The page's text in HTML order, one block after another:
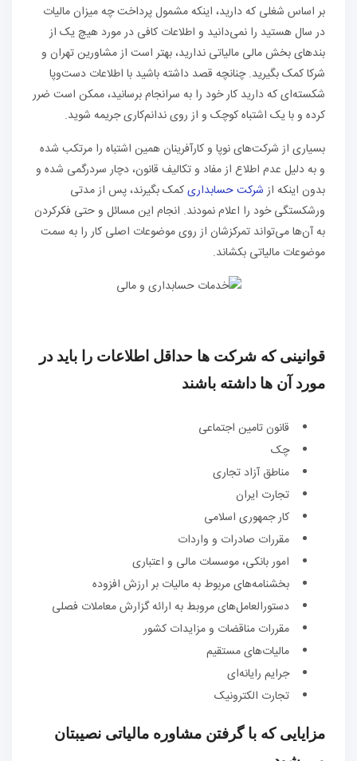
بر اساس شغلی که دارید، اینکه مشمول پرداخت چه میزان مالیات
در سال هستید را نمی‌دانید و اطلاعات کافی در مورد هیچ یک از
بند‌های بخش مالی مالیاتی ندارید، بهتر است از مشاورین تهران و
شرکا کمک بگیرید. چنانچه قصد داشته باشید با اطلاعات دست‌و‌پا
شکسته‌ای که دارید کار خود را به سرانجام برسانید، ممکن است ضرر
کرده و با یک اشتباه کوچک و از روی ندانم‌کاری جریمه شوید.
بسیاری از شرکت‌های نوپا و کارآفرینان همین اشتباه را مرتکب شده
و به دلیل عدم اطلاع از مفاد و تکالیف قانون، دچار سردرگمی شده و
بدون اینکه از شرکت حسابداریکمک بگیرند، پس از مدتی
ورشکستگی خود را اعلام نمودند. انجام این مسائل و حتی فکر‎کردن
به آن‌ها می‌تواند تمرکز‌شان از روی موضوعات اصلی کار را به سمت
موضوعات مالیاتی بکشاند.
قوانینی که شرکت ها حداقل اطلاعات را باید در
مورد آن ها داشته باشند
قانون تامین اجتماعی
چک
مناطق آزاد تجاری
تجارت ایران
کار جمهوری اسلامی
مقررات صادرات و واردات
امور بانکی، موسسات مالی و اعتباری
بخشنامه‌های مربوط به مالیات بر ارزش افزوده
دستور‌العامل‌های مروبط به ارائه گزارش معاملات فصلی
مقررات مناقضات و مزایدات کشور
مالیات‌های مستقیم
جرایم رایانه‌ای
تجارت الکترونیک
مزایایی که با گرفتن مشاوره مالیاتی نصیبتان